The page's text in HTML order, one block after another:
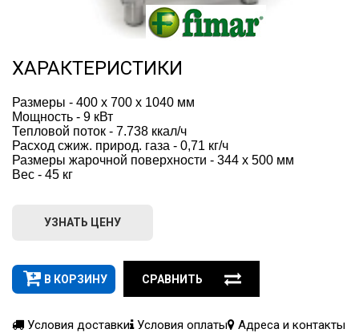
ХАРАКТЕРИСТИКИ
Размеры - 400 x 700 x 1040 мм
Мощность - 9 кВт
Тепловой поток - 7.738 ккал/ч
Расход сжиж. природ. газа - 0,71 кг/ч
Размеры жарочной поверхности - 344 x 500 мм
Вес - 45 кг
УЗНАТЬ ЦЕНУ
В КОРЗИНУ СРАВНИТЬ
Условия доставки Условия оплаты Адреса и контакты